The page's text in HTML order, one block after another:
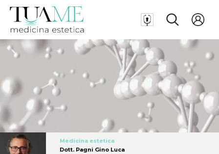
Medicina estetica
Dott. Pagni Gino Luca